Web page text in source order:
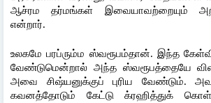
ஆச்ரம தர்மங்கள் இவையாவற்றையும்
என்றார்.
உலகமே பரப்ரும்ம ஸ்வரூபம்தான். இந்த
வேண்டுமென்றால் அந்த ஸ்வரூபத்தையே
அவை சிஷ்யனுக்குப் புரிய வேண்டும்.
கவனத்தோடும் கேட்டு க்ரஹித்துக்